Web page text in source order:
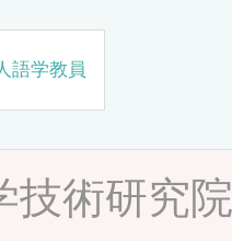
語学教員
技術研究